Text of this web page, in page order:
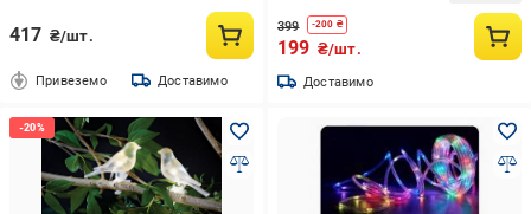
417 ₴/шт.
Привеземо Доставимо
399 -200 ₴
199 ₴/шт.
Доставимо